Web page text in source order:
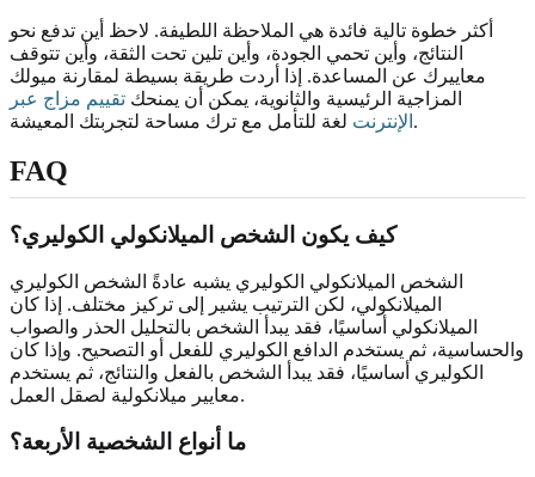
أكثر خطوة تالية فائدة هي الملاحظة اللطيفة. لاحظ أين تدفع نحو
النتائج، وأين تحمي الجودة، وأين تلين تحت الثقة، وأين تتوقف
معاييرك عن المساعدة. إذا أردت طريقة بسيطة لمقارنة ميولك
المزاجية الرئيسية والثانوية، يمكن أن يمنحك تقييم مزاج عبر
الإنترنت لغة للتأمل مع ترك مساحة لتجربتك المعيشة.
FAQ
كيف يكون الشخص الميلانكولي الكوليري؟
الشخص الميلانكولي الكوليري يشبه عادةً الشخص الكوليري
الميلانكولي، لكن الترتيب يشير إلى تركيز مختلف. إذا كان
الميلانكولي أساسيًا، فقد يبدأ الشخص بالتحليل الحذر والصواب
والحساسية، ثم يستخدم الدافع الكوليري للفعل أو التصحيح. وإذا كان
الكوليري أساسيًا، فقد يبدأ الشخص بالفعل والنتائج، ثم يستخدم
معايير ميلانكولية لصقل العمل.
ما أنواع الشخصية الأربعة؟